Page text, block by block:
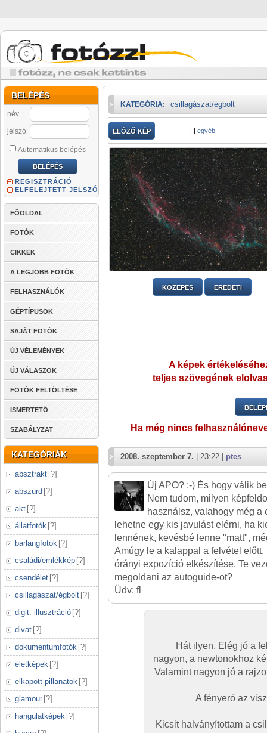
BELÉPÉS
név
jelszó
Automatikus belépés
REGISZTRÁCIÓ
ELFELEJTETT JELSZÓ
FŐOLDAL
FOTÓK
CIKKEK
A LEGJOBB FOTÓK
FELHASZNÁLÓK
GÉPTÍPUSOK
SAJÁT FOTÓK
ÚJ VÉLEMÉNYEK
ÚJ VÁLASZOK
FOTÓK FELTÖLTÉSE
ISMERTETŐ
SZABÁLYZAT
KATEGÓRIÁK
absztrakt [?]
abszurd [?]
akt [?]
állatfotók [?]
barlangfotók [?]
családi/emlékkép [?]
csendélet [?]
csillagászat/égbolt [?]
digit. illusztráció [?]
divat [?]
dokumentumfotók [?]
életképek [?]
elkapott pillanatok [?]
glamour [?]
hangulatképek [?]
KATEGÓRIA: csillagászat/égbolt
ELŐZŐ KÉP | | egyéb
KÖZEPES EREDETI
A képek
teljes szövegének
Ha még nincs
2008. szeptember 7. | 23:22 | ptes
Új APO? :-) És hogy válik
Nem tudom, milyen
használsz, valahogy még a
lehetne egy kis javulást elérni, ha
lennének, kevésbé lenne "matt",
Amúgy le a kalappal a felvétel
órányi expozíció elkészítése. Te
megoldani az autoguide-ot?
Üdv: fl
Hát ilyen. Elég jó a
nagyon, a newtonokhoz
Valamint nagyon jó a
A fényerő az
Kicsit halványítottam a